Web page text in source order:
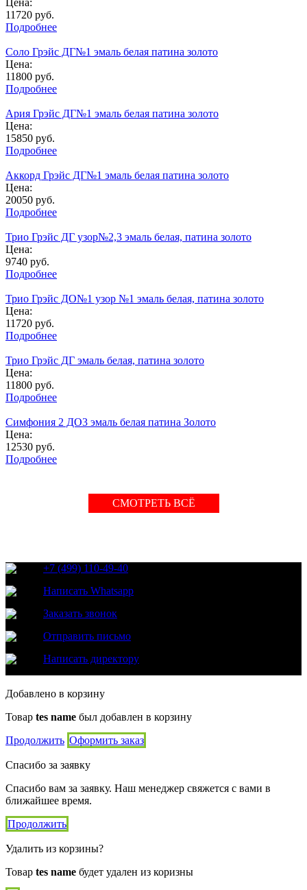
11720 руб.
Подробнее
Соло Грэйс ДГ№1 эмаль белая патина золото
Цена:
11800 руб.
Подробнее
Ария Грэйс ДГ№1 эмаль белая патина золото
Цена:
15850 руб.
Подробнее
Аккорд Грэйс ДГ№1 эмаль белая патина золото
Цена:
20050 руб.
Подробнее
Трио Грэйс ДГ узор№2,3 эмаль белая, патина золото
Цена:
9740 руб.
Подробнее
Трио Грэйс ДО№1 узор №1 эмаль белая, патина золото
Цена:
11720 руб.
Подробнее
Трио Грэйс ДГ эмаль белая, патина золото
Цена:
11800 руб.
Подробнее
Симфония 2 ДО3 эмаль белая патина Золото
Цена:
12530 руб.
Подробнее
СМОТРЕТЬ ВСЁ
+7 (499) 110-49-40
Написать Whatsapp
Заказать звонок
Отправить письмо
Написать директору
Добавлено в корзину
Товар tes name был добавлен в корзину
Продолжить Оформить заказ
Спасибо за заявку
Спасибо вам за заявку. Наш менеджер свяжется с вами в
ближайшее время.
Продолжить
Удалить из корзины?
Товар tes name будет удален из коризны